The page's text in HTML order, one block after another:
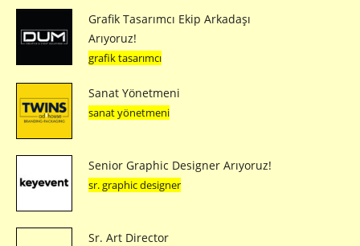
Grafik Tasarımcı Ekip Arkadaşı
Arıyoruz!
grafik tasarımcı
Sanat Yönetmeni
sanat yönetmeni
Senior Graphic Designer Arıyoruz!
sr. graphic designer
Sr. Art Director